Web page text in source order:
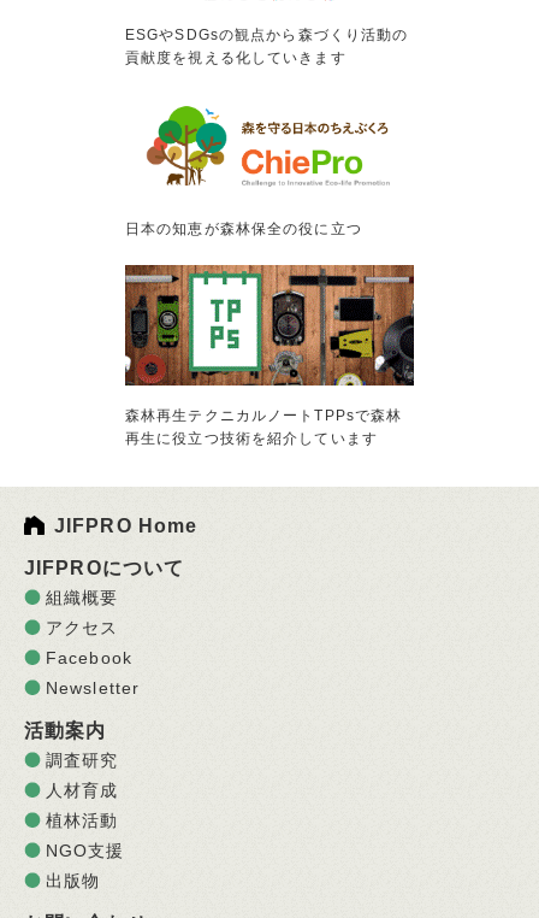
ESGやSDGsの観点から森づくり活動の
貢献度を視える化していきます
日本の知恵が森林保全の役に立つ
森林再生テクニカルノートTPPsで森林
再生に役立つ技術を紹介しています
JIFPRO Home
JIFPROについて
組織概要
アクセス
Facebook
Newsletter
活動案内
調査研究
人材育成
植林活動
NGO支援
出版物